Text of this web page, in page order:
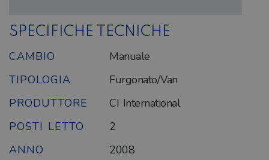
SPECIFICHE TECNICHE
CAMBIO
Manuale
TIPOLOGIA
Furgonato/Van
PRODUTTORE
CI International
POSTI LETTO
2
ANNO
2008